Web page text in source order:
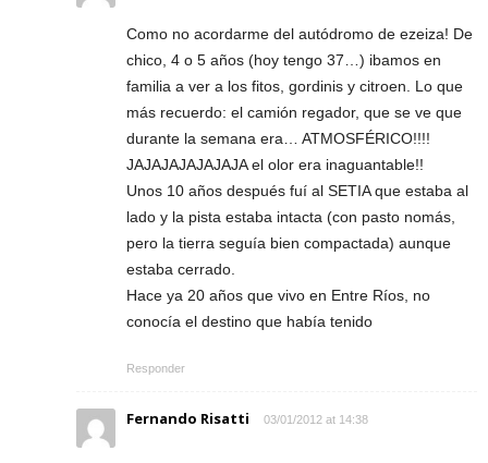
Como no acordarme del autódromo de ezeiza! De
chico, 4 o 5 años (hoy tengo 37…) ibamos en
familia a ver a los fitos, gordinis y citroen. Lo que
más recuerdo: el camión regador, que se ve que
durante la semana era… ATMOSFÉRICO!!!!
JAJAJAJAJAJAJA el olor era inaguantable!!
Unos 10 años después fuí al SETIA que estaba al
lado y la pista estaba intacta (con pasto nomás,
pero la tierra seguía bien compactada) aunque
estaba cerrado.
Hace ya 20 años que vivo en Entre Ríos, no
conocía el destino que había tenido
Responder
Fernando Risatti 03/01/2012 at 14:38